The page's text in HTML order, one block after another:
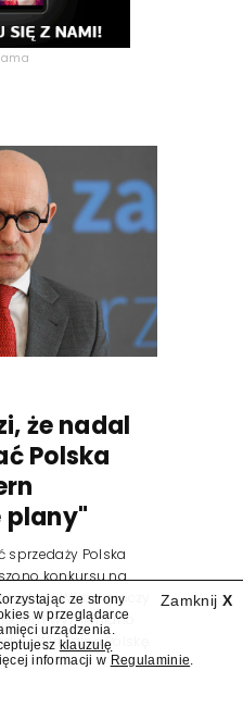
że nadal
Polska
plany"
sprzedaży Polska
konkursu na
Wśród graczy
wymieniano
i Wirtualną Polskę.
Zamknij X
ze strony
w przeglądarce
urządzenia.
klauzulę
informacji w Regulaminie.